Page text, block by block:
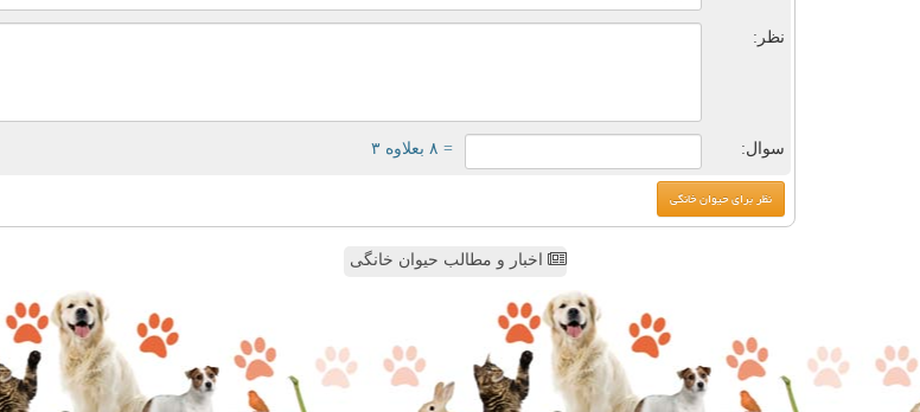
نظر:
سوال: = ۸ بعلاوه ۳
اخبار و مطالب حیوان خانگی